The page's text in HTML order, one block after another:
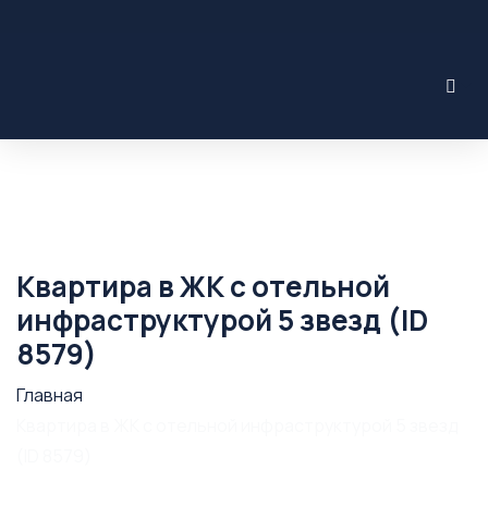
Квартира в ЖК с отельной
инфраструктурой 5 звезд (ID
8579)
Главная